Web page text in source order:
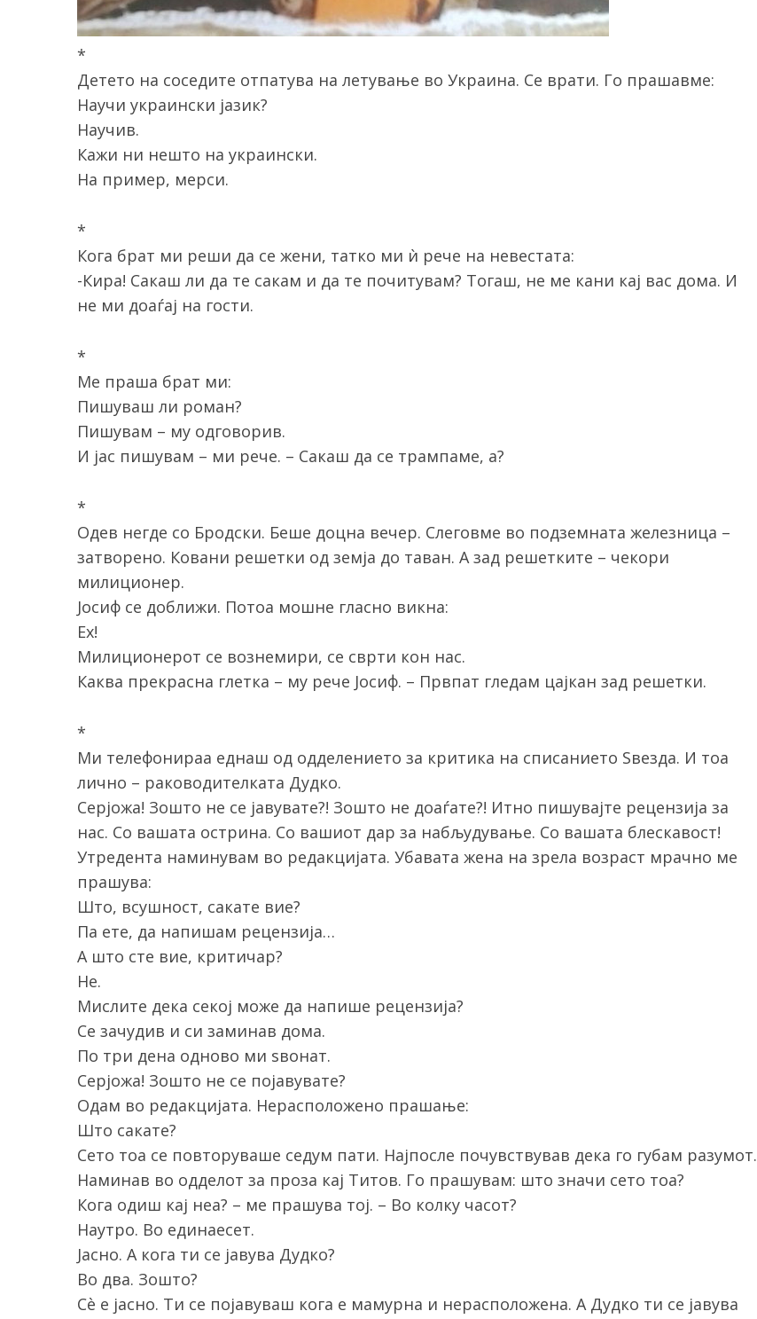
*
Детето на соседите отпатува на летување во Украина. Се врати. Го прашавме:
Научи украински јазик?
Научив.
Кажи ни нешто на украински.
На пример, мерси.
*
Кога брат ми реши да се жени, татко ми ѝ рече на невестата:
-Кира! Сакаш ли да те сакам и да те почитувам? Тогаш, не ме кани кај вас дома. И
не ми доаѓај на гости.
*
Ме праша брат ми:
Пишуваш ли роман?
Пишувам – му одговорив.
И јас пишувам – ми рече. – Сакаш да се трампаме, а?
*
Одев негде со Бродски. Беше доцна вечер. Слеговме во подземната железница –
затворено. Ковани решетки од земја до таван. А зад решетките – чекори
милиционер.
Јосиф се доближи. Потоа мошне гласно викна:
Ех!
Милиционерот се вознемири, се сврти кон нас.
Каква прекрасна глетка – му рече Јосиф. – Првпат гледам цајкан зад решетки.
*
Ми телефонираа еднаш од одделението за критика на списанието Ѕвезда. И тоа
лично – раководителката Дудко.
Серјожа! Зошто не се јавувате?! Зошто не доаѓате?! Итно пишувајте рецензија за
нас. Со вашата острина. Со вашиот дар за набљудување. Со вашата блескавост!
Утредента наминувам во редакцијата. Убавата жена на зрела возраст мрачно ме
прашува:
Што, всушност, сакате вие?
Па ете, да напишам рецензија…
А што сте вие, критичар?
Не.
Мислите дека секој може да напише рецензија?
Се зачудив и си заминав дома.
По три дена одново ми ѕвонат.
Серјожа! Зошто не се појавувате?
Одам во редакцијата. Нерасположено прашање:
Што сакате?
Сето тоа се повторуваше седум пати. Најпосле почувствував дека го губам разумот.
Наминав во одделот за проза кај Титов. Го прашувам: што значи сето тоа?
Кога одиш кај неа? – ме прашува тој. – Во колку часот?
Наутро. Во единаесет.
Јасно. А кога ти се јавува Дудко?
Во два. Зошто?
Сè е јасно. Ти се појавуваш кога е мамурна и нерасположена. А Дудко ти се јавува
a
c
h
f
: